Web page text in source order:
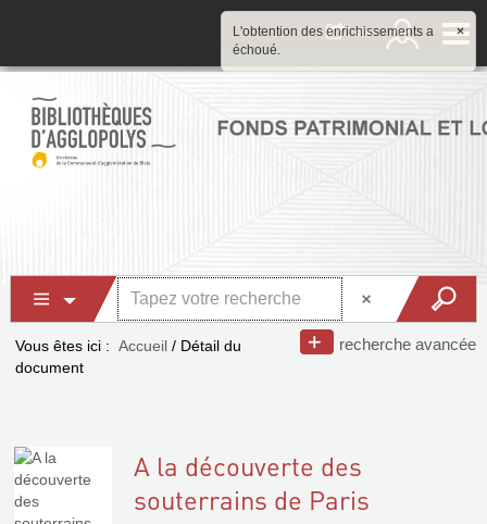
recherche avancée
Vous êtes ici : Accueil / Détail du
document
A la découverte des
souterrains de Paris
×
L'obtention des enrichissements a
échoué.